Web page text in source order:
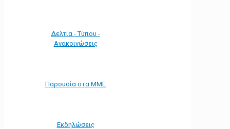
Δελτία - Τύπου -
Ανακοινώσεις
Παρουσία στα ΜΜΕ
Εκδηλώσεις